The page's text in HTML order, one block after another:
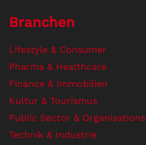
Branchen
Lifestyle & Consumer
Pharma & Healthcare
Finance & Immobilien
Kultur & Tourismus
Public Sector & Organisations
Technik & Industrie